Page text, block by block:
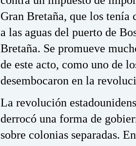
Gran Bretaña, que los
a las aguas del puerto de
Bretaña. Se promueve
de este acto, como uno de
desembocaron en la
La revolución
derrocó una forma de
sobre colonias separadas.